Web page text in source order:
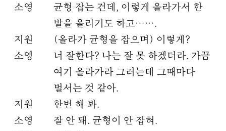
소영
균형 잡는 건데, 이렇게 올라가서 한
발을 올리기도 하고…….
지원
(올라가 균형을 잡으며) 이렇게?
소영
너 잘한다? 나는 잘 못 하겠더라. 가끔
여기 올라가라 그러는데 그때마다
벌서는 것 같아.
지원
한번 해 봐.
소영
잘 안 돼. 균형이 안 잡혀.